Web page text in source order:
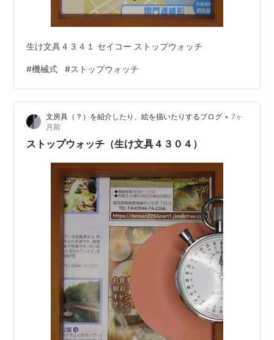
生け文具４３４１ セイコー ストップウォッチ
#機械式 #ストップウォッチ
文房具（？）を紹介したり、絵を描いたりするブログ • 7ヶ
月前
ストップウォッチ（生け文具４３０４）